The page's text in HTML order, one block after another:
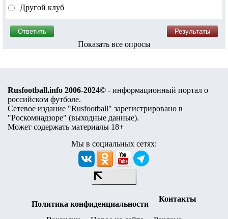
Другой клуб
Показать все опросы
Rusfootball.info 2006-2024© - информационный портал о
российском футболе.
Сетевое издание "Rusfootball" зарегистрировано в
"Роскомнадзоре" (выходные данные).
Может содержать материалы 18+
Мы в социальных сетях:
Политика конфиденциальности
Контакты